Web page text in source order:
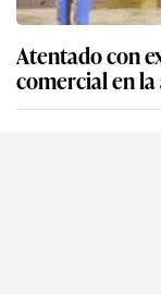
Atentado con
comercial en